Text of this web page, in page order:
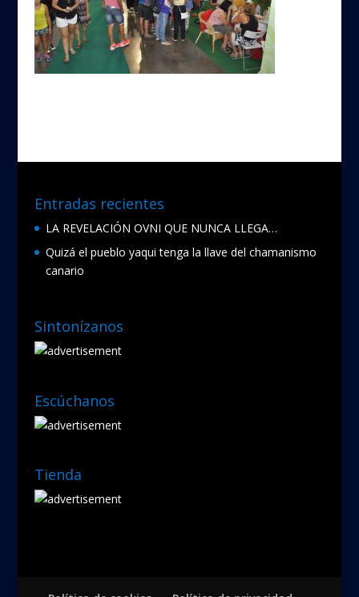
Entradas recientes
LA REVELACIÓN OVNI QUE NUNCA LLEGA…
Quizá el pueblo yaqui tenga la llave del chamanismo
canario
Sintonízanos
Escúchanos
Tienda